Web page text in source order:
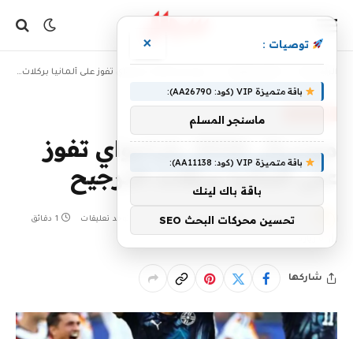
مونديال 2026: باراجواي تفوز
على ألمانيا بركلات الترجيح
بواسطة SHJ4ALL 30 يونيو، 2026 لا توجد تعليقات 1 دقائق
شاركها
توصيات : ×
باقة متميزة VIP (كود: AA26790):
ماسنجر المسلم
باقة متميزة VIP (كود: AA11138):
باقة باك لينك
تحسين محركات البحث SEO